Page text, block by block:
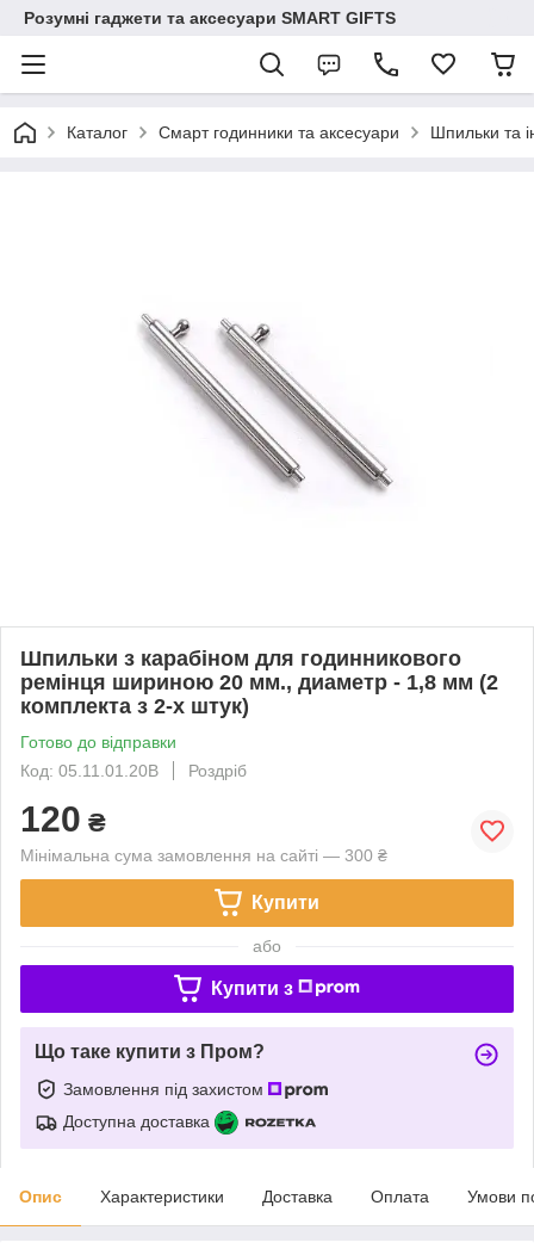
Розумні гаджети та аксесуари SMART GIFTS
Каталог Смарт годинники та аксесуари Шпильки та
Шпильки з карабіном для годинникового
ремінця шириною 20 мм., диаметр - 1,8 мм (2
комплекта з 2-х штук)
Готово до відправки
Код: 05.11.01.20B
Роздріб
120 ₴
Мінімальна сума замовлення на сайті — 300 ₴
Купити
або
Купити з
Що таке купити з Пром?
Замовлення під захистом
Доступна доставка
Опис Характеристики Доставка Оплата Умови